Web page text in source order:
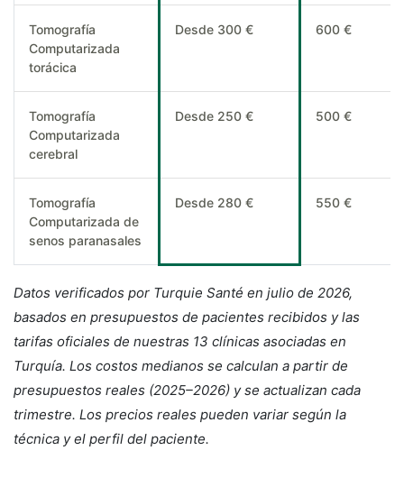
Tomografía
Computarizada
torácica
Desde 300 € 600 €
Tomografía
Computarizada
cerebral
Desde 250 € 500 €
Tomografía
Computarizada de
senos paranasales
Desde 280 € 550 €
Datos verificados por Turquie Santé en julio de 2026,
basados en presupuestos de pacientes recibidos y las
tarifas oficiales de nuestras 13 clínicas asociadas en
Turquía. Los costos medianos se calculan a partir de
presupuestos reales (2025–2026) y se actualizan cada
trimestre. Los precios reales pueden variar según la
técnica y el perfil del paciente.